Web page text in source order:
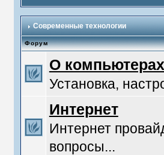
Современные технологии
Форум
О компьютерах
Установка,
Интернет
Интернет
вопросы...